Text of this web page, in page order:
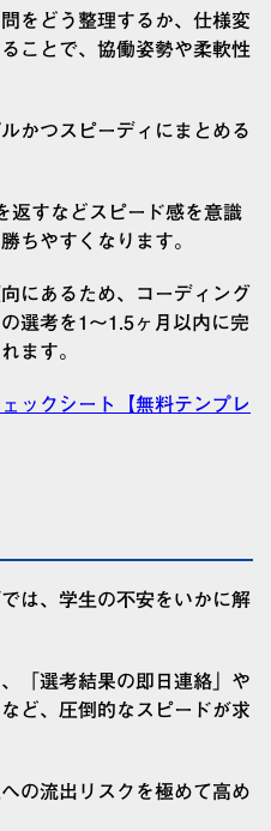
をどう整理するか、仕様変
ことで、協働姿勢や柔軟性
かつスピーディにまとめる
返すなどスピード感を意識
ちやすくなります。
にあるため、コーディング
選考を1〜1.5ヶ月以内に完
ます。
ックシート【無料テンプレ
は、学生の不安をいかに解
「選考結果の即日連絡」や
ど、圧倒的なスピードが求
の流出リスクを極めて高め